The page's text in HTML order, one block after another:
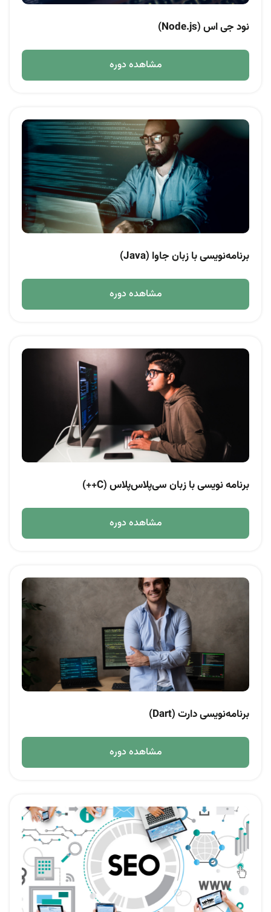
نود جی اس (Node.js)
مشاهده دوره
برنامه‌نویسی با زبان جاوا (Java)
مشاهده دوره
برنامه نویسی با زبان سی‌پلاس‌پلاس (C++)
مشاهده دوره
برنامه‌نویسی دارت (Dart)
مشاهده دوره